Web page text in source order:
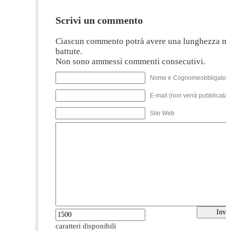
Scrivi un commento
Ciascun commento potrà avere una lunghezza
battute.
Non sono ammessi commenti consecutivi.
Nome e
E-mail (non verrà
Sito Web
caratteri disponibili